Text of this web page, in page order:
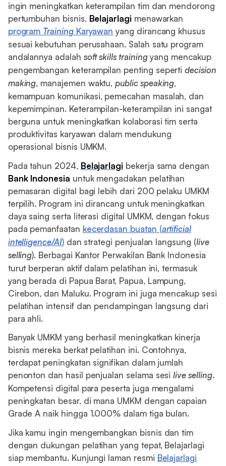
ingin meningkatkan keterampilan tim dan mendorong
pertumbuhan bisnis, Belajarlagi menawarkan
program TrainingKaryawan yang dirancang khusus
sesuai kebutuhan perusahaan. Salah satu program
andalannya adalah soft skills trainingyang mencakup
pengembangan keterampilan penting sepertidecision
making, manajemen waktu,public speaking,
kemampuan komunikasi, pemecahan masalah, dan
kepemimpinan. Keterampilan-keterampilan ini sangat
berguna untuk meningkatkan kolaborasi tim serta
produktivitas karyawan dalam mendukung
operasional bisnis UMKM.
Pada tahun 2024, Belajarlagi bekerja sama dengan
Bank Indonesia untuk mengadakan pelatihan
pemasaran digital bagi lebih dari 200 pelaku UMKM
terpilih. Program ini dirancang untuk meningkatkan
daya saing serta literasi digital UMKM, dengan fokus
pada pemanfaatan kecerdasan buatan (artificial
intelligence/AI)dan strategi penjualan langsung (live
selling). Berbagai Kantor Perwakilan Bank Indonesia
turut berperan aktif dalam pelatihan ini, termasuk
yang berada di Papua Barat, Papua, Lampung,
Cirebon, dan Maluku. Program ini juga mencakup sesi
pelatihan intensif dan pendampingan langsung dari
para ahli.
Banyak UMKM yang berhasil meningkatkan kinerja
bisnis mereka berkat pelatihan ini. Contohnya,
terdapat peningkatan signifikan dalam jumlah
penonton dan hasil penjualan selama sesilive selling.
Kompetensi digital para peserta juga mengalami
peningkatan besar, di mana UMKM dengan capaian
Grade A naik hingga 1.000% dalam tiga bulan.
Jika kamu ingin mengembangkan bisnis dan tim
dengan dukungan pelatihan yang tepat, Belajarlagi
siap membantu. Kunjungi laman resmi Belajarlagi